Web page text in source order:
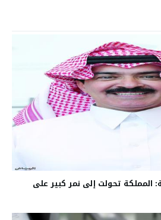
المملكة تحولت إلى نمر كبير على